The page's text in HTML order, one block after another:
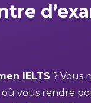
IELTS ? Vous
vous rendre